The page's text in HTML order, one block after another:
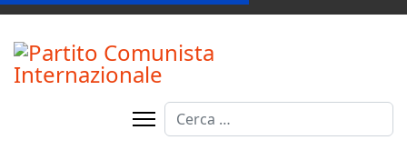
Cerca